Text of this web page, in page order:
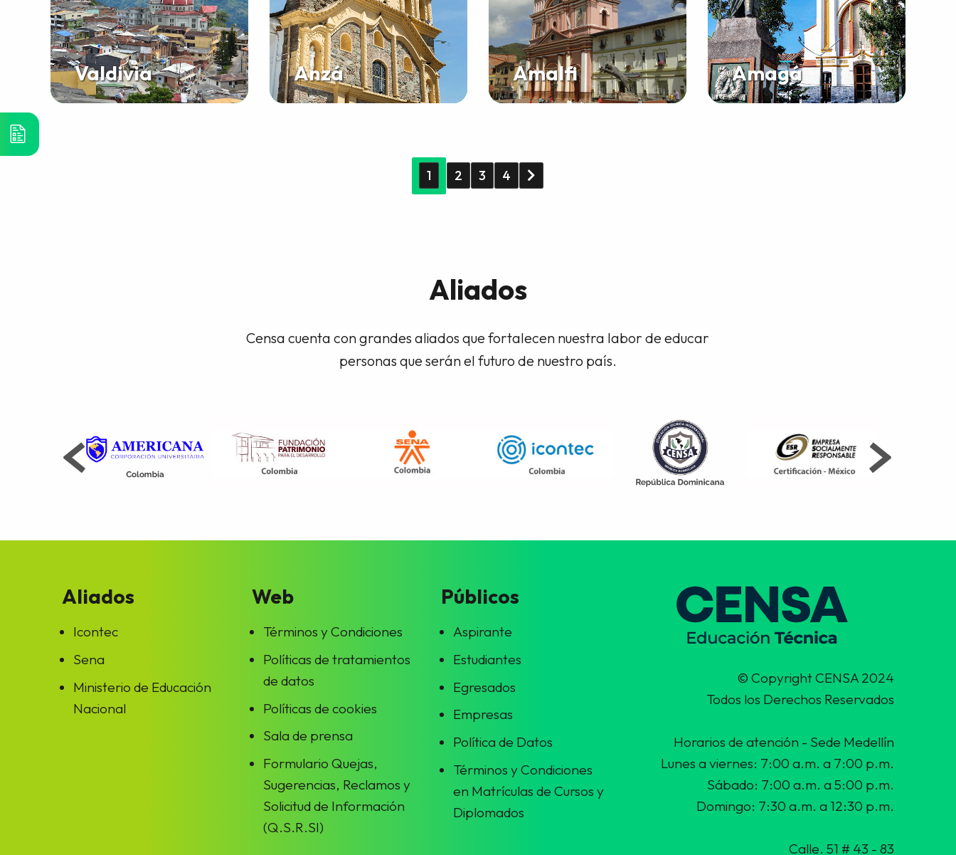
Valdivia Anzá Amalfi Amagá
1 2 3 4
Aliados
Censa cuenta con grandes aliados que fortalecen nuestra labor de educar
personas que serán el futuro de nuestro país.
Aliados
Icontec
Sena
Ministerio de Educación
Nacional
Web
Términos y Condiciones
Políticas de tratamientos
de datos
Políticas de cookies
Sala de prensa
Formulario Quejas,
Sugerencias, Reclamos y
Solicitud de Información
(Q.S.R.SI)
Públicos
Aspirante
Estudiantes
Egresados
Empresas
Política de Datos
Términos y Condiciones
en Matrículas de Cursos y
Diplomados
© Copyright CENSA 2024
Todos los Derechos Reservados
Horarios de atención - Sede Medellín
Lunes a viernes: 7:00 a.m. a 7:00 p.m.
Sábado: 7:00 a.m. a 5:00 p.m.
Domingo: 7:30 a.m. a 12:30 p.m.
Calle. 51 # 43 - 83